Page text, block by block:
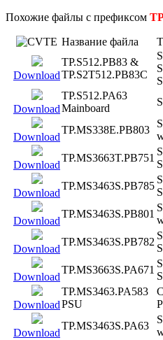
Похожие файлы с префиксом
Название файла
Download
TP.S512.PB83 &
TP.S2T512.PB83C
Download
TP.S512.PA63
Mainboard
Download
TP.MS338E.PB803
Download
TP.MS3663T.PB751
Download
TP.MS3463S.PB785
Download
TP.MS3463S.PB801
Download
TP.MS3463S.PB782
Download
TP.MS3663S.PA671
Download
TP.MS3463.PA583
PSU
Download
TP.MS3463S.PA63